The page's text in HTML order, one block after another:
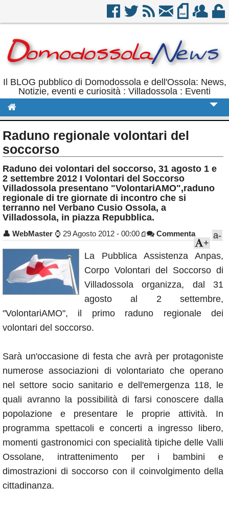
Il BLOG pubblico di Domodossola e dell'Ossola: News,
Notizie, eventi e curiosità : Villadossola : Eventi
Politica
Sport
Eventi
Rubriche
Calendario
Annunci
Raduno regionale volontari del
soccorso
Raduno dei volontari del soccorso, 31 agosto 1 e
2 settembre 2012 I Volontari del Soccorso
Villadossola presentano "VolontariAMO",raduno
regionale di tre giornate di incontro che si
terranno nel Verbano Cusio Ossola, a
Villadossola, in piazza Repubblica.
👤 WebMaster ⌚ 29 Agosto 2012 - 00:00 Commenta a-
+
La Pubblica Assistenza Anpas,
Corpo Volontari del Soccorso di
Villadossola organizza, dal 31
agosto al 2 settembre,
"VolontariAMO", il primo raduno regionale dei
volontari del soccorso.
Sarà un'occasione di festa che avrà per protagoniste
numerose associazioni di volontariato che operano
nel settore socio sanitario e dell'emergenza 118, le
quali avranno la possibilità di farsi conoscere dalla
popolazione e presentare le proprie attività. In
programma spettacoli e concerti a ingresso libero,
momenti gastronomici con specialità tipiche delle Valli
Ossolane, intrattenimento per i bambini e
dimostrazioni di soccorso con il coinvolgimento della
cittadinanza.